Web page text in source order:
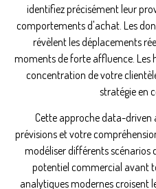
identifiez précisément leur
comportements d'achat. Les
révèlent les déplacements
moments de forte affluence. Les
concentration de votre
stratégie en
Cette approche data-
prévisions et votre
modéliser différents
potentiel commercial avant
analytiques modernes croisent